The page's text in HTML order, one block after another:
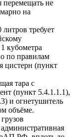
перемещать не
на
требует
кубометра
по правилам
цистерн (пункт
тара с
(пункт 5.4.1.1.1),
и огнетушитель
объёме.